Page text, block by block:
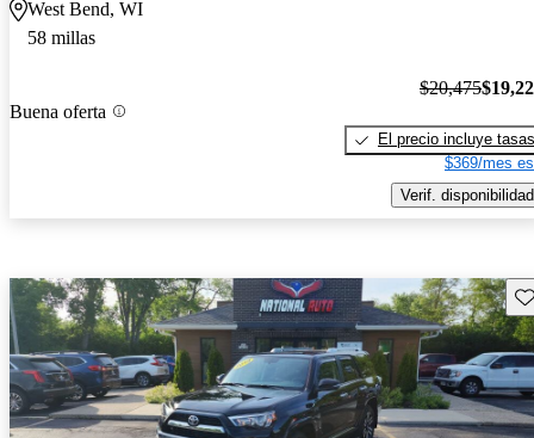
West Bend, WI
58 millas
Buena oferta
$20,475
El precio incluye tasas
$369/mes
Verif. disponibilidad